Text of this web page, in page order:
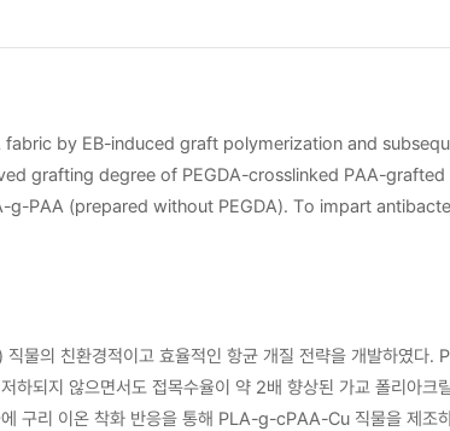
by EB-induced graft polymerization and
grafting degree of PEGDA-crosslinked PAA-
PAA (prepared without PEGDA). To impart
analyze demonstrated that Cu ions evenly
polymers.
의 친환경적이고 효율적인 항균 개질 전략을 개발하였다.
되지 않으면서도 접목수율이 약 2배 향상된 가교 폴리아
이온 착화 반응을 통해 PLA-g-cPAA-Cu 직물을 제조